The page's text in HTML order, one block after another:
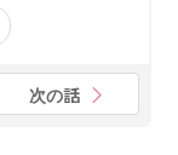
次の話